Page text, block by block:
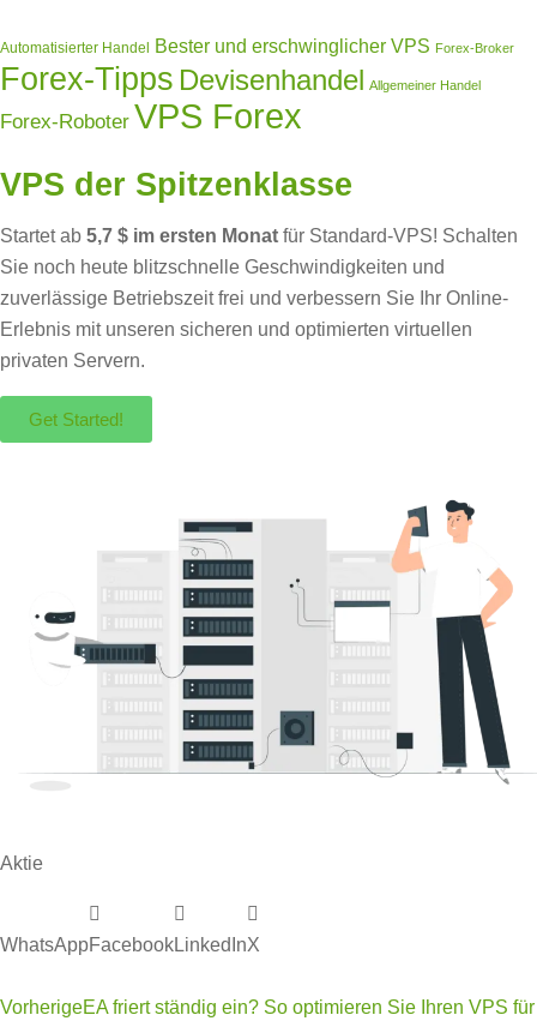
Automatisierter Handel Bester und erschwinglicher VPS Forex-Broker
Forex-Tipps Devisenhandel Allgemeiner Handel
Forex-Roboter VPS Forex
VPS der Spitzenklasse
Startet ab 5,7 $ im ersten Monat für Standard-VPS! Schalten
Sie noch heute blitzschnelle Geschwindigkeiten und
zuverlässige Betriebszeit frei und verbessern Sie Ihr Online-
Erlebnis mit unseren sicheren und optimierten virtuellen
privaten Servern.
Get Started!
Aktie
WhatsAppFacebookLinkedInX
VorherigeEA friert ständig ein? So optimieren Sie Ihren VPS für